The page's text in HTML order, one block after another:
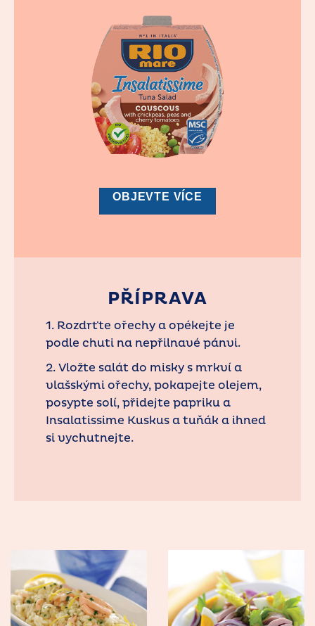
OBJEVTE VÍCE
PŘÍPRAVA
1. Rozdrťte ořechy a opékejte je
podle chuti na nepřilnavé pánvi.
2. Vložte salát do misky s mrkví a
vlašskými ořechy, pokapejte olejem,
posypte solí, přidejte papriku a
Insalatissime Kuskus a tuňák a ihned
si vychutnejte.